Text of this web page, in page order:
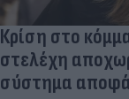
Κρίση στο
στελέχη
σύστημα